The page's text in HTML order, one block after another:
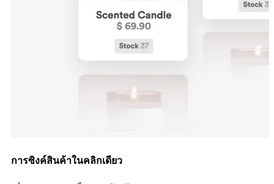
การซิงค์สินค้าในคลิกเดียว